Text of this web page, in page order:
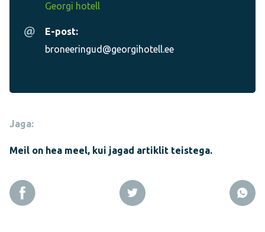
Georgi hotell
E-post:
broneeringud@georgihotell.ee
Jaga:
Meil on hea meel, kui jagad artiklit teistega.